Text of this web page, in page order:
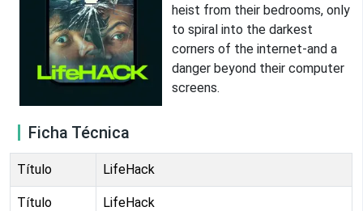
heist from their bedrooms, only
to spiral into the darkest
corners of the internet-and a
danger beyond their computer
screens.
Ficha Técnica
Título LifeHack
Título
LifeHack